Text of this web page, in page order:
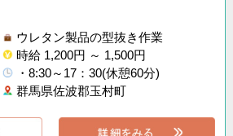
ウレタン製品の型抜き作業
時給 1,200円 ～ 1,500円
・8:30～17：30(休憩60分)
群馬県佐波郡玉村町